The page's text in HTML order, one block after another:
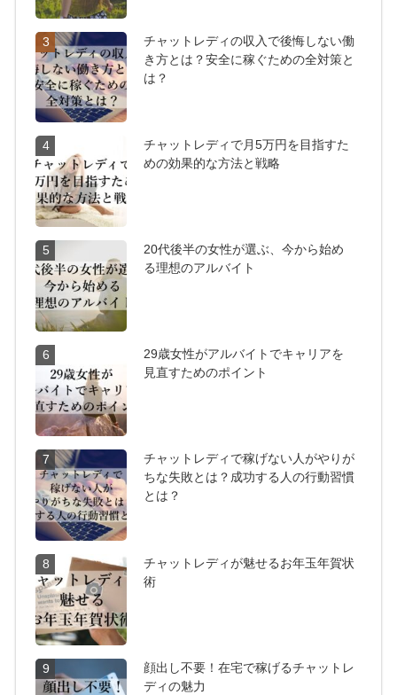
3
チャットレディの収入で後悔しない働
き方とは？安全に稼ぐための全対策と
は？
4
チャットレディで月5万円を目指すた
めの効果的な方法と戦略
5
20代後半の女性が選ぶ、今から始め
る理想のアルバイト
6
29歳女性がアルバイトでキャリアを
見直すためのポイント
7
チャットレディで稼げない人がやりが
ちな失敗とは？成功する人の行動習慣
とは？
8
チャットレディが魅せるお年玉年賀状
術
9
顔出し不要！在宅で稼げるチャットレ
ディの魅力